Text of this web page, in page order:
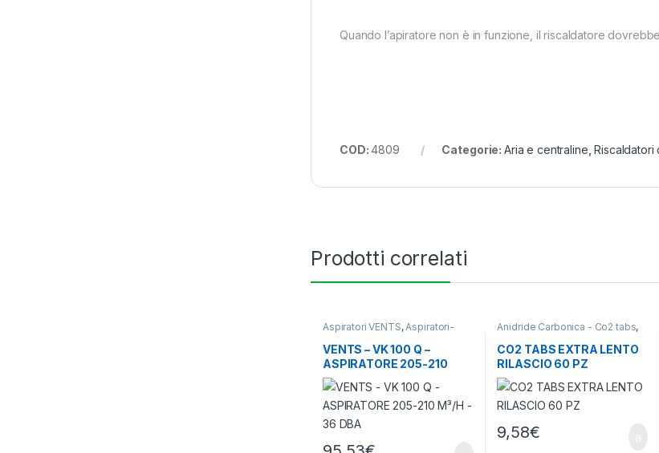
Quando l’apiratore non è in funzione, il riscaldatore
COD:4809 Categorie: Aria e centraline ,Riscaldatori
Prodotti correlati
Aspiratori VENTS,Aspiratori-
Ventilatori
Ventilazione - Aria
VENTS – VK 100 Q –
ASPIRATORE 205-210
M³/H – 36 DBA
Anidride Carbonica - Co2 tabs,
CO2 TABS EXTRA LENTO
RILASCIO 60 PZ
9,58€